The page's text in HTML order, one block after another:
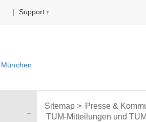
| Support
Sitemap > Presse &
TUM-Mitteilungen und